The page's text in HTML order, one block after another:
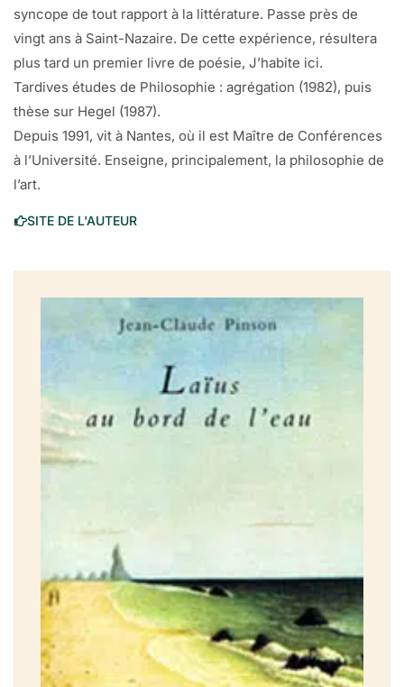
avec armes et bagages
le fourbis du ménage et des livres surtout
des papiers pour longtemps
imprégnés de l’odeur de la maison que nous quittions
il y a un an à peine
nous revenions habiter Nantes
il faisait beau cela vaut mieux
que les armoires et la vaisselle
pour un instant sur le trottoir
à la vue des voisins s’exposent
brocante fugitive où l’on peut voir
Sentir la ville, prendre son pouls
tel fut notre premier souci
dans la chaleur de fin juillet pourtant
son cœur ne battait qu’au ralenti:
faisant le trajet inverse du nôtre
je sens encore la touffeur
de l’air de ces soirées de l’an passé
le sommeil difficile
dans une chambre nouvelle où nos corps
n’étaient pas en confiance
syncope de tout rapport à la littérature. Passe près de
vingt ans à Saint-Nazaire. De cette expérience, résultera
plus tard un premier livre de poésie, J’habite ici.
Tardives études de Philosophie : agrégation (1982), puis
thèse sur Hegel (1987).
Depuis 1991, vit à Nantes, où il est Maître de Conférences
à l’Université. Enseigne, principalement, la philosophie de
l’art.
SITE DE L'AUTEUR